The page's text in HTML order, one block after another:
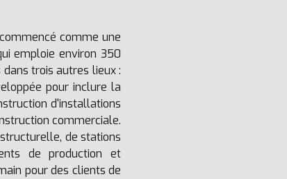
comme une
emploie environ 350
trois autres lieux :
pour inclure la
d'installations
commerciale.
de stations
de production et
pour des clients de